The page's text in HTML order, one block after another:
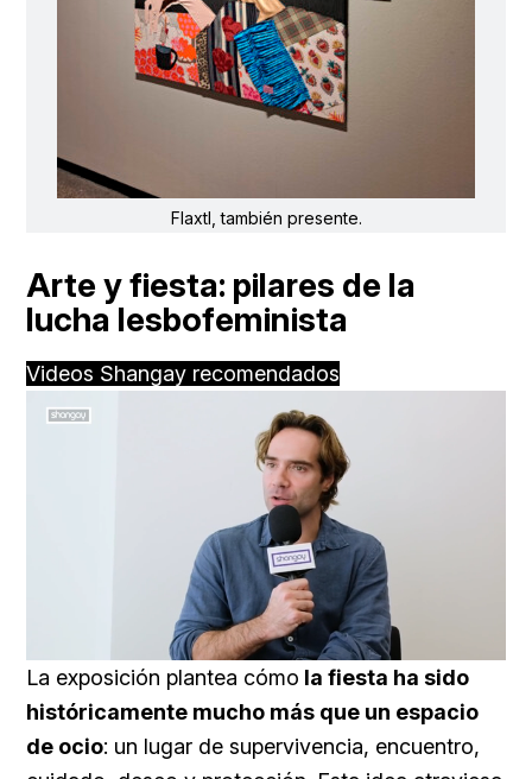
Flaxtl, también presente.
Arte y fiesta: pilares de la
lucha lesbofeminista
Videos Shangay recomendados
Unmute Loaded
45.22%
La exposición plantea cómo la fiesta ha sido
históricamente mucho más que un espacio
de ocio: un lugar de supervivencia, encuentro,